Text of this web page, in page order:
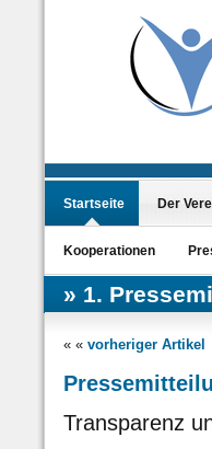
Startseite Der
Kooperationen
1.
« « vorheriger Artikel
Transparenz